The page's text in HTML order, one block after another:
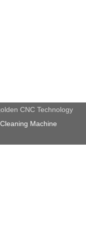
CNC Technology
Machine